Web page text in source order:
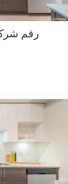
رقم